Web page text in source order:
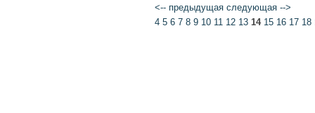
<-- предыдущая следующая -->
4 5 6 7 8 9 10 11 12 13 14 15 16 17 18